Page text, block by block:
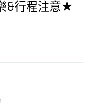
&行程注意★